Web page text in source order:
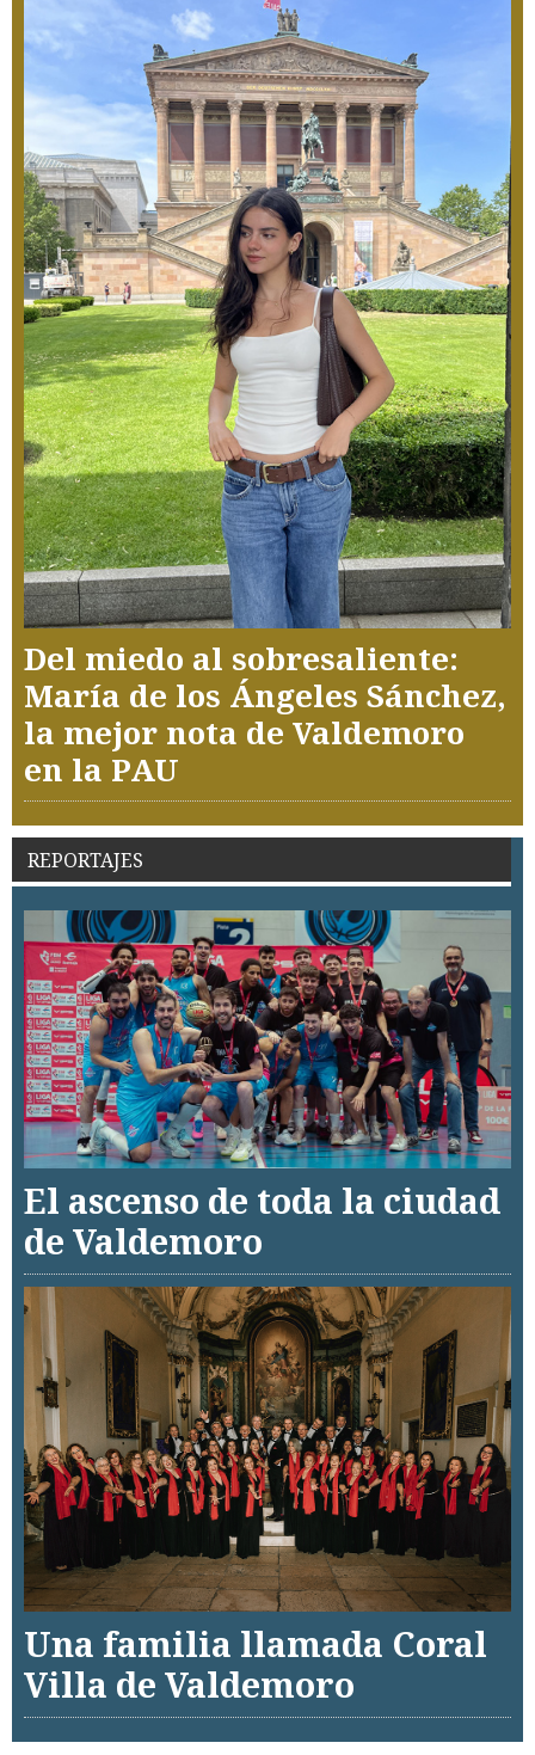
Del miedo al sobresaliente:
María de los Ángeles Sánchez,
la mejor nota de Valdemoro
en la PAU
REPORTAJES
El ascenso de toda la ciudad
de Valdemoro
Una familia llamada Coral
Villa de Valdemoro